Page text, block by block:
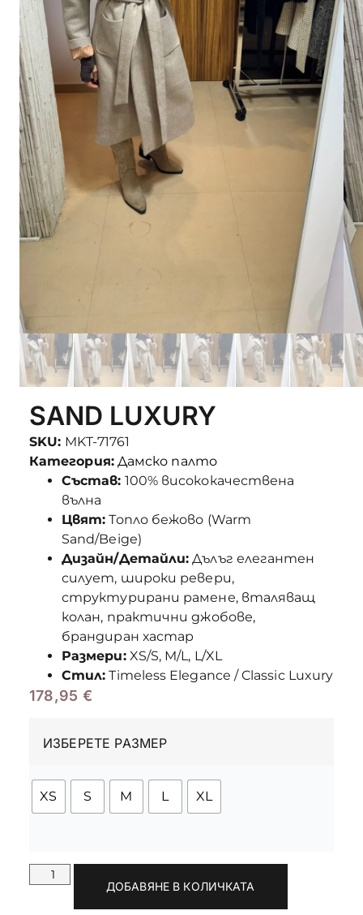
SAND LUXURY
SKU: MKT-71761
Категория: Дамско палто
Състав: 100% висококачествена
вълна
Цвят: Топло бежово (Warm
Sand/Beige)
Дизайн/Детайли: Дълъг елегантен
силует, широки ревери,
структурирани рамене, вталяващ
колан, практични джобове,
брандиран хастар
Размери:XS/S, M/L, L/XL
Стил: Timeless Elegance / Classic Luxury
178,95 €
ИЗБЕРЕТЕ РАЗМЕР
XS S M L XL
ДОБАВЯНЕ В КОЛИЧКАТА